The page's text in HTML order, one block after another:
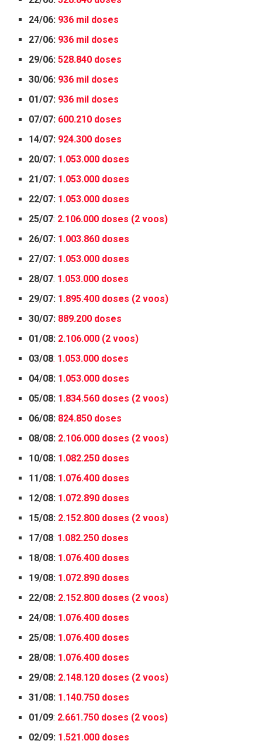
24/06: 936 mil doses
27/06: 936 mil doses
29/06:528.840 doses
30/06: 936 mil doses
01/07: 936 mil doses
07/07: 600.210 doses
14/07: 924.300 doses
20/07: 1.053.000 doses
21/07: 1.053.000 doses
22/07: 1.053.000 doses
25/07: 2.106.000 doses (2 voos)
26/07: 1.003.860 doses
27/07: 1.053.000 doses
28/07: 1.053.000 doses
29/07: 1.895.400 doses (2 voos)
30/07: 889.200 doses
01/08: 2.106.000 (2 voos)
03/08: 1.053.000 doses
04/08: 1.053.000 doses
05/08: 1.834.560 doses (2 voos)
06/08: 824.850 doses
08/08: 2.106.000 doses (2 voos)
10/08: 1.082.250 doses
11/08: 1.076.400 doses
12/08: 1.072.890 doses
15/08: 2.152.800 doses (2 voos)
17/08: 1.082.250 doses
18/08: 1.076.400 doses
19/08: 1.072.890 doses
22/08: 2.152.800 doses (2 voos)
24/08: 1.076.400 doses
25/08: 1.076.400 doses
28/08: 1.076.400 doses
29/08: 2.148.120 doses (2 voos)
31/08: 1.140.750 doses
01/09: 2.661.750 doses (2 voos)
02/09: 1.521.000 doses